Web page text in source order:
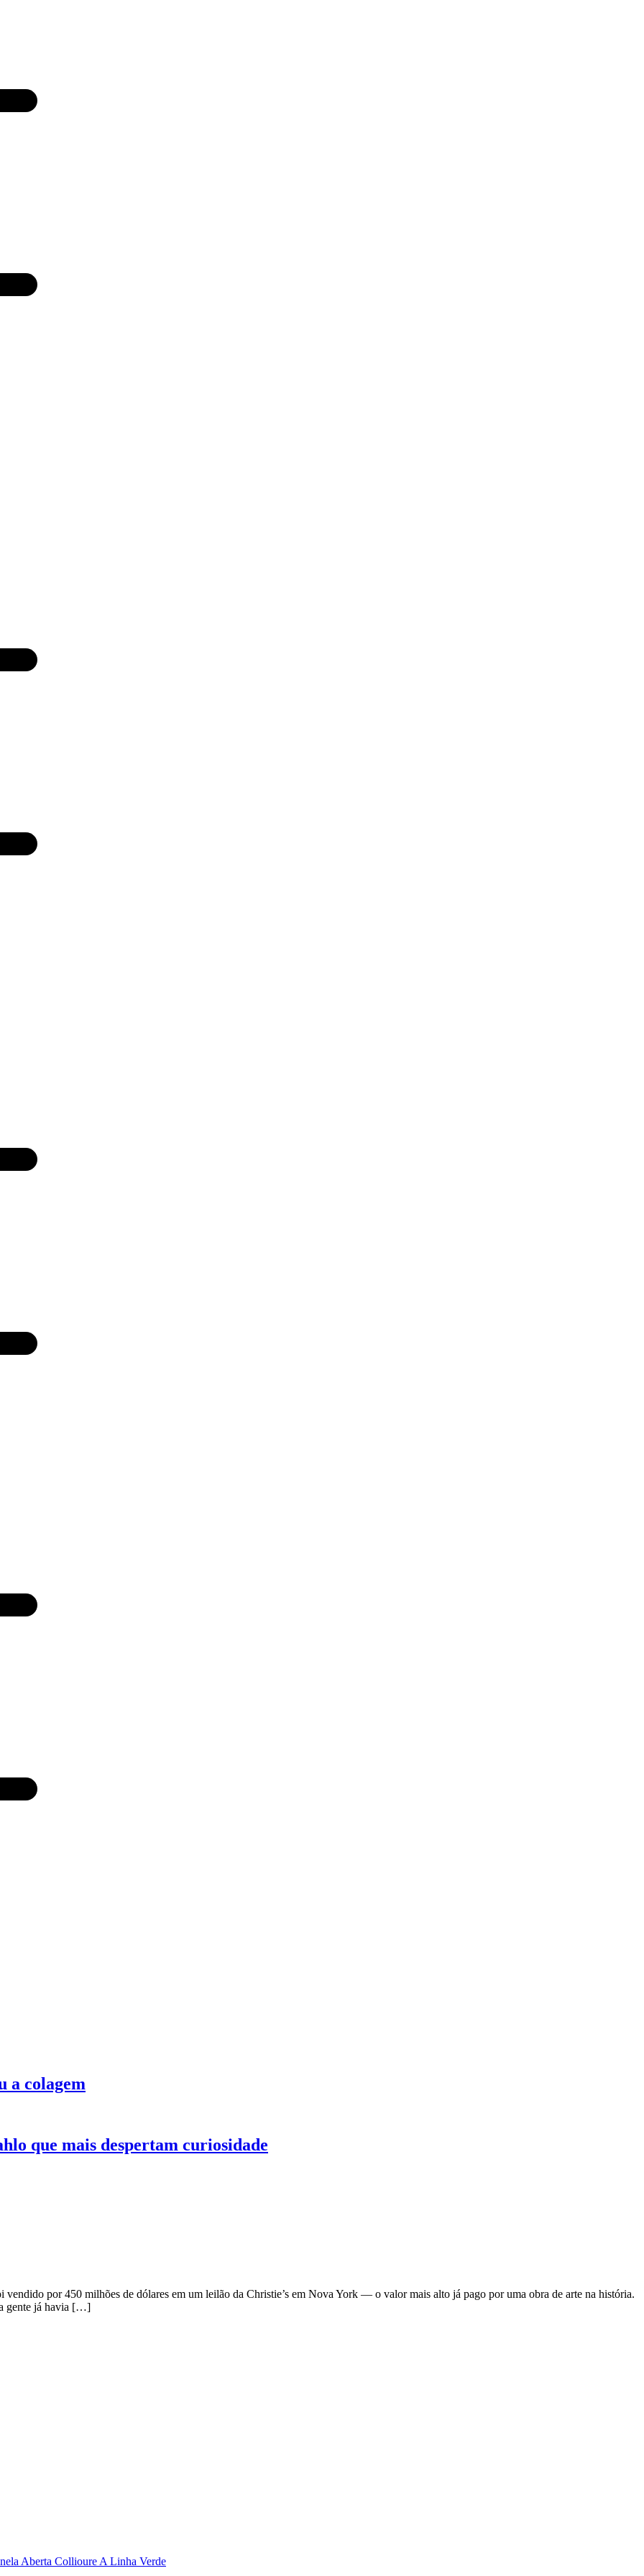
a colagem
que mais despertam curiosidade
por 450 milhões de dólares em um leilão da Christie’s em Nova York — o valor mais alto já pago por uma obra de arte na história.
gente já havia […]
Aberta Collioure A Linha Verde